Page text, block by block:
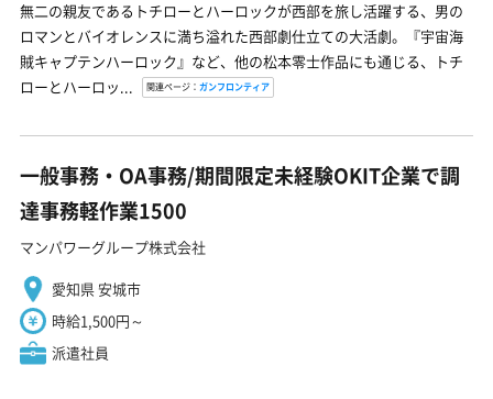
無二の親友であるトチローとハーロックが西部を旅し活躍する、男の
ロマンとバイオレンスに満ち溢れた西部劇仕立ての大活劇。『宇宙海
賊キャプテンハーロック』など、他の松本零士作品にも通じる、トチ
ローとハーロッ...
関連ページ： ガンフロンティア
一般事務・OA事務/期間限定未経験OKIT企業で調
達事務軽作業1500
マンパワーグループ株式会社
愛知県 安城市
時給1,500円～
派遣社員